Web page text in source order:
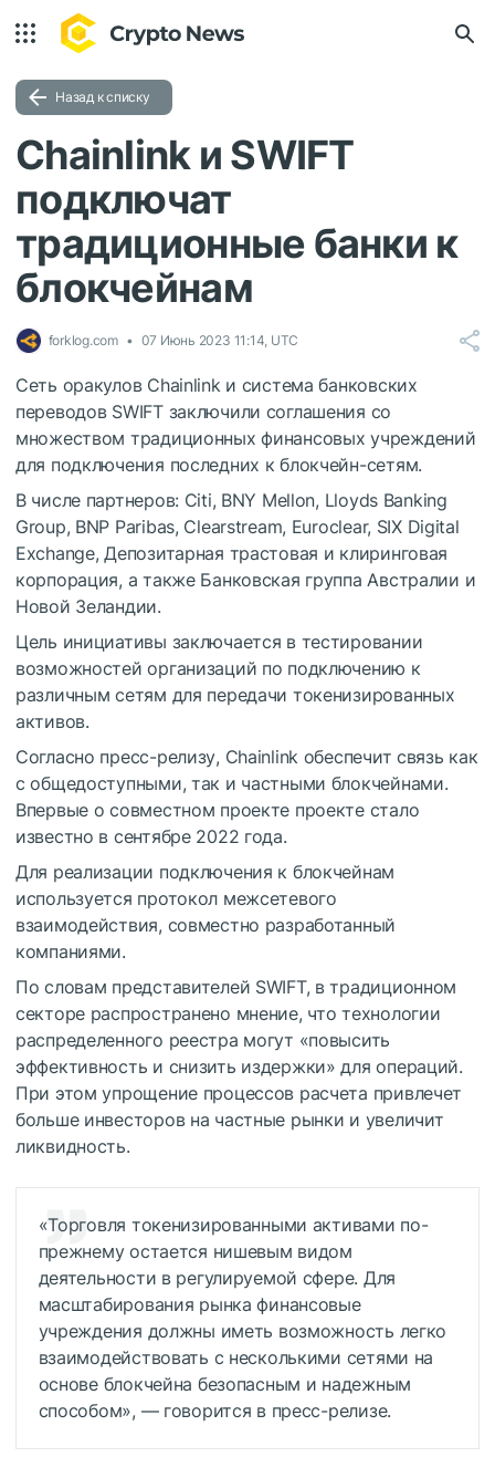
Назад к списку
Chainlink и SWIFT
подключат
традиционные банки к
блокчейнам
forklog.com 07 Июнь 2023 11:14, UTC
Сеть оракулов Chainlink и система банковских
переводов SWIFT заключили соглашения со
множеством традиционных финансовых учреждений
для подключения последних к блокчейн-сетям.
В числе партнеров: Citi, BNY Mellon, Lloyds Banking
Group, BNP Paribas, Clearstream, Euroclear, SIX Digital
Exchange, Депозитарная трастовая и клиринговая
корпорация, а также Банковская группа Австралии и
Новой Зеландии.
Цель инициативы заключается в тестировании
возможностей организаций по подключению к
различным сетям для передачи токенизированных
активов.
Согласно пресс-релизу, Chainlink обеспечит связь как
с общедоступными, так и частными блокчейнами.
Впервые о совместном проекте проекте стало
известно в сентябре 2022 года.
Для реализации подключения к блокчейнам
используется протокол межсетевого
взаимодействия, совместно разработанный
компаниями.
По словам представителей SWIFT, в традиционном
секторе распространено мнение, что технологии
распределенного реестра могут «повысить
эффективность и снизить издержки» для операций.
При этом упрощение процессов расчета привлечет
больше инвесторов на частные рынки и увеличит
ликвидность.
«Торговля токенизированными активами по-
прежнему остается нишевым видом
деятельности в регулируемой сфере. Для
масштабирования рынка финансовые
учреждения должны иметь возможность легко
взаимодействовать с несколькими сетями на
основе блокчейна безопасным и надежным
способом», — говорится в пресс-релизе.